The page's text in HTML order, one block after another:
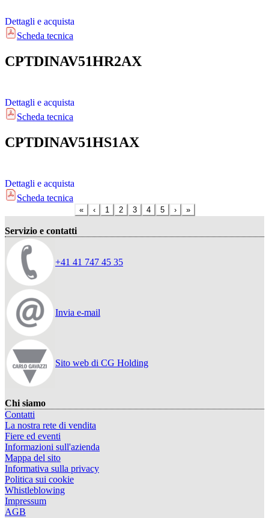
Dettagli e acquista
Scheda tecnica
CPTDINAV51HR2AX
Dettagli e acquista
Scheda tecnica
CPTDINAV51HS1AX
Dettagli e acquista
Scheda tecnica
« ‹ 1 2 3 4 5 › »
Servizio e contatti
+41 41 747 45 35
Invia e-mail
Sito web di CG Holding
Chi siamo
Contatti
La nostra rete di vendita
Fiere ed eventi
Informazioni sull'azienda
Mappa del sito
Informativa sulla privacy
Politica sui cookie
Whistleblowing
Impressum
AGB